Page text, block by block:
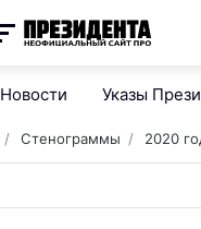
Новости Указы
Стенограммы 2020